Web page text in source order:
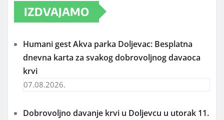
IZDVAJAMO
Humani gest Akva parka Doljevac: Besplatna
dnevna karta za svakog dobrovoljnog davaoca
krvi
07.08.2026.
Dobrovoljno davanje krvi u Doljevcu u utorak 11.